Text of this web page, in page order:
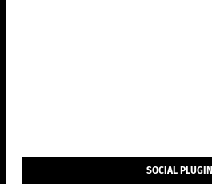
SOCIAL PLUGIN